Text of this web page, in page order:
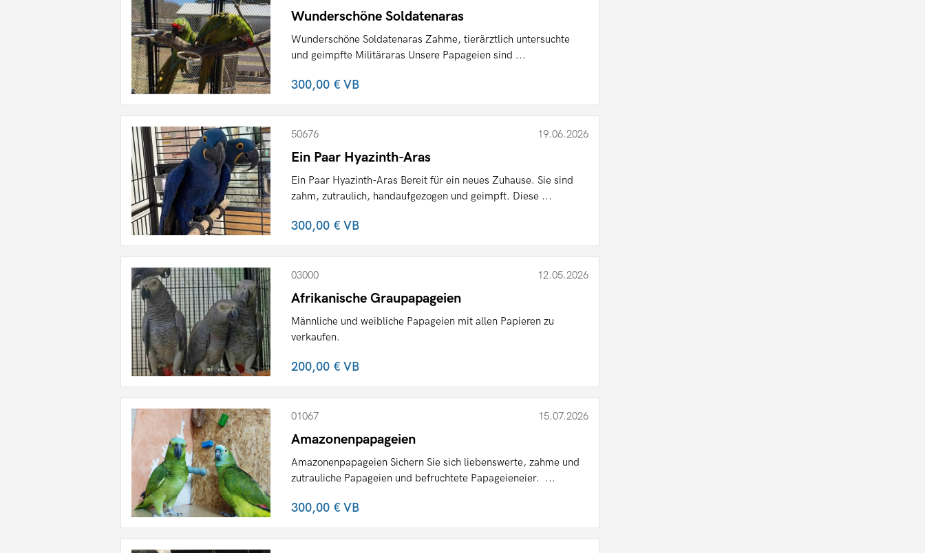
Wunderschöne Soldatenaras
Wunderschöne Soldatenaras Zahme, tierärztlich untersuchte
und geimpfte Militäraras Unsere Papageien sind ...
300,00 €VB
50676 19.06.2026
Ein Paar Hyazinth-Aras
Ein Paar Hyazinth-Aras Bereit für ein neues Zuhause. Sie sind
zahm, zutraulich, handaufgezogen und geimpft. Diese ...
300,00 €VB
03000 12.05.2026
Afrikanische Graupapageien
Männliche und weibliche Papageien mit allen Papieren zu
verkaufen.
200,00 €VB
01067 15.07.2026
Amazonenpapageien
Amazonenpapageien Sichern Sie sich liebenswerte, zahme und
zutrauliche Papageien und befruchtete Papageieneier. ...
300,00 €VB